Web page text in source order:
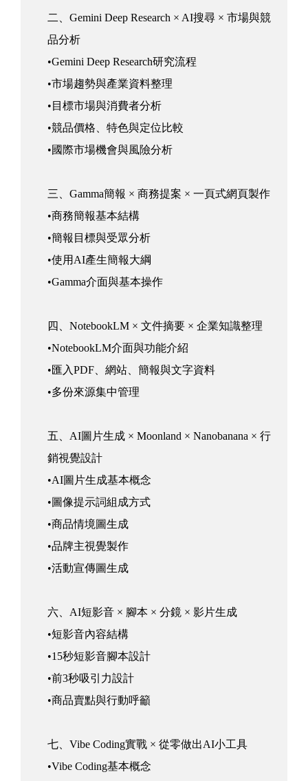
二、Gemini Deep Research × AI搜尋 × 市場與競
品分析
•Gemini Deep Research研究流程
•市場趨勢與產業資料整理
•目標市場與消費者分析
•競品價格、特色與定位比較
•國際市場機會與風險分析
三、Gamma簡報 × 商務提案 × 一頁式網頁製作
•商務簡報基本結構
•簡報目標與受眾分析
•使用AI產生簡報大綱
•Gamma介面與基本操作
四、NotebookLM × 文件摘要 × 企業知識整理
•NotebookLM介面與功能介紹
•匯入PDF、網站、簡報與文字資料
•多份來源集中管理
五、AI圖片生成 × Moonland × Nanobanana × 行
銷視覺設計
•AI圖片生成基本概念
•圖像提示詞組成方式
•商品情境圖生成
•品牌主視覺製作
•活動宣傳圖生成
六、AI短影音 × 腳本 × 分鏡 × 影片生成
•短影音內容結構
•15秒短影音腳本設計
•前3秒吸引力設計
•商品賣點與行動呼籲
七、Vibe Coding實戰 × 從零做出AI小工具
•Vibe Coding基本概念